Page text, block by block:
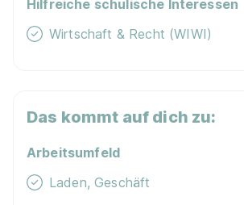
Hilfreiche schulische Interessen
Wirtschaft & Recht (WIWI)
Das kommt auf dich zu:
Arbeitsumfeld
Laden, Geschäft